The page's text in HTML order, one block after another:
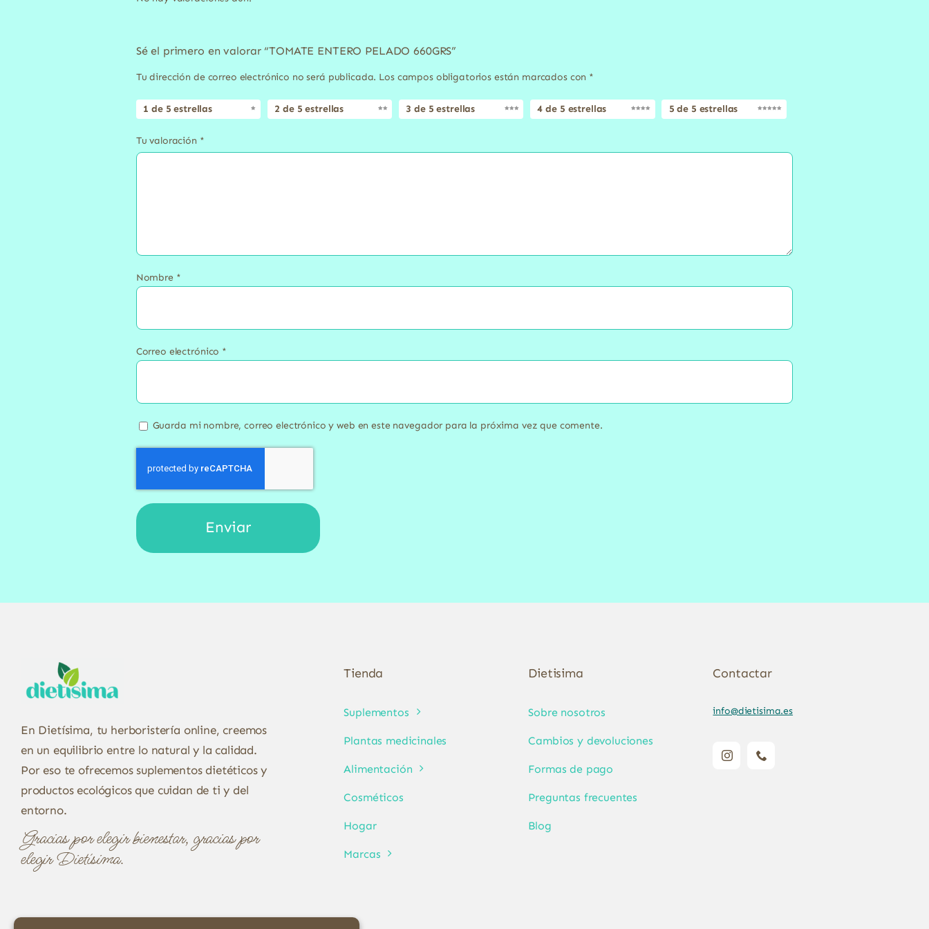
Sé el primero en valorar “TOMATE ENTERO PELADO 660GRS”
Tu dirección de correo electrónico no será publicada. Los campos obligatorios están marcados con *
1 de 5 estrellas 2 de 5 estrellas 3 de 5 estrellas 4 de 5 estrellas 5 de 5 estrellas
Tu valoración *
Nombre *
Correo electrónico *
Guarda mi nombre, correo electrónico y web en este navegador para la próxima vez que comente.
En Dietísima, tu herboristería online, creemos
en un equilibrio entre lo natural y la calidad.
Por eso te ofrecemos suplementos dietéticos y
productos ecológicos que cuidan de ti y del
entorno.
Gracias por elegir bienestar, gracias por
elegir Dietísima.
Tienda
Suplementos
Plantas medicinales
Alimentación
Cosméticos
Hogar
Marcas
Dietisima
Sobre nosotros
Cambios y devoluciones
Formas de pago
Preguntas frecuentes
Blog
Contactar
info@dietisima.es